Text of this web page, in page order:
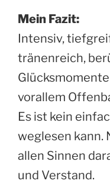
Mein Fazit:
Intensiv,
tränenreich,
vorallem
Es ist kein
weglesen kann.
allen Sinnen
und Verstand.